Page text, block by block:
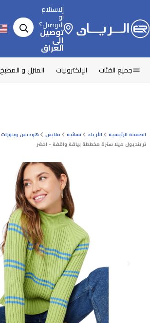
الاستلام
أو
التوصيل؟
توصيل
إلى
العراق
جميع الفئات الإلكترونيات المنزل و المطبخ
الصفحة الرئيسية الأزياء نسائية ملابس
هوديس وبلوزات
ترينديول ميلا سترة مخططة بياقة واقفة - اخضر